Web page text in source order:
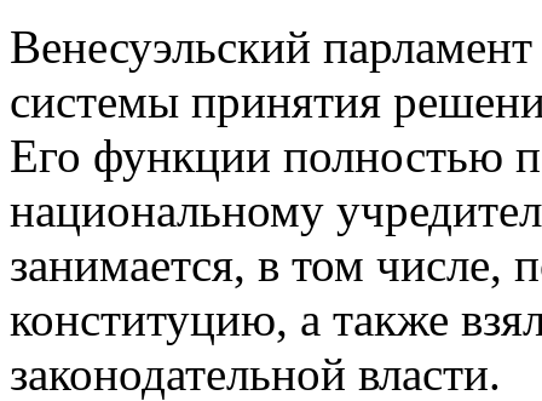
Венесуэльский
системы принятия
Его функции полностью
национальному
занимается, в том числе,
конституцию, а также
законодательной власти.